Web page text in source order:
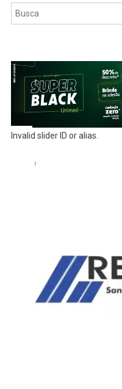
Pesquisar
Invalid slider ID or alias.